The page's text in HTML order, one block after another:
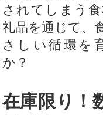
されてしまう
礼品を通じて、
さしい循環を
か？​
在庫限り！